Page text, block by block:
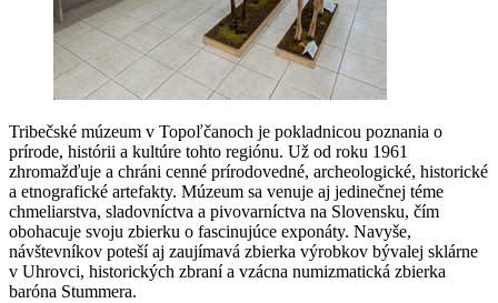
Tribečské múzeum v Topoľčanoch je pokladnicou poznania o
prírode, histórii a kultúre tohto regiónu. Už od roku 1961
zhromažďuje a chráni cenné prírodovedné, archeologické, historické
a etnografické artefakty. Múzeum sa venuje aj jedinečnej téme
chmeliarstva, sladovníctva a pivovarníctva na Slovensku, čím
obohacuje svoju zbierku o fascinujúce exponáty. Navyše,
návštevníkov poteší aj zaujímavá zbierka výrobkov bývalej sklárne
v Uhrovci, historických zbraní a vzácna numizmatická zbierka
baróna Stummera.